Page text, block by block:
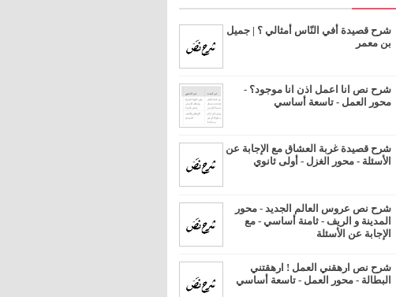
شرح قصيدة أفي النّاس أمثالي ؟ | جميل
بن معمر
شرح نص انا اعمل اذن انا موجود؟ -
محور العمل - تاسعة أساسي
شرح قصيدة غربة العشاق مع الإجابة عن
الأسئلة - محور الغزل - أولى ثانوي
شرح نص عروس العالم الجديد - محور
المدينة و الريف - ثامنة أساسي - مع
الإجابة عن الأسئلة
شرح نص ارهقني العمل ! ارهقتني
البطالة - محور العمل - تاسعة أساسي